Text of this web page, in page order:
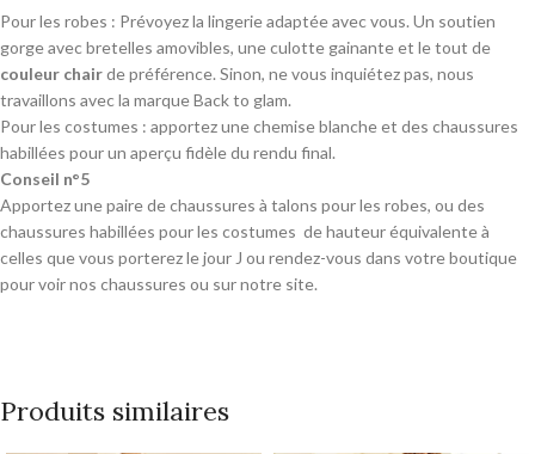
Pour les robes : Prévoyez la lingerie adaptée avec vous. Un soutien
gorge avec bretelles amovibles, une culotte gainante et le tout de
couleur chairde préférence. Sinon, ne vous inquiétez pas, nous
travaillons avec la marque Back to glam.
Pour les costumes : apportez une chemise blanche et des chaussures
habillées pour un aperçu fidèle du rendu final.
Conseil n°5
Apportez une paire de chaussures à talons pour les robes, ou des
chaussures habillées pour les costumes de hauteur équivalente à
celles que vous porterez le jour J ou rendez-vous dans votre boutique
pour voir nos chaussures ou sur notre site.
Produits similaires